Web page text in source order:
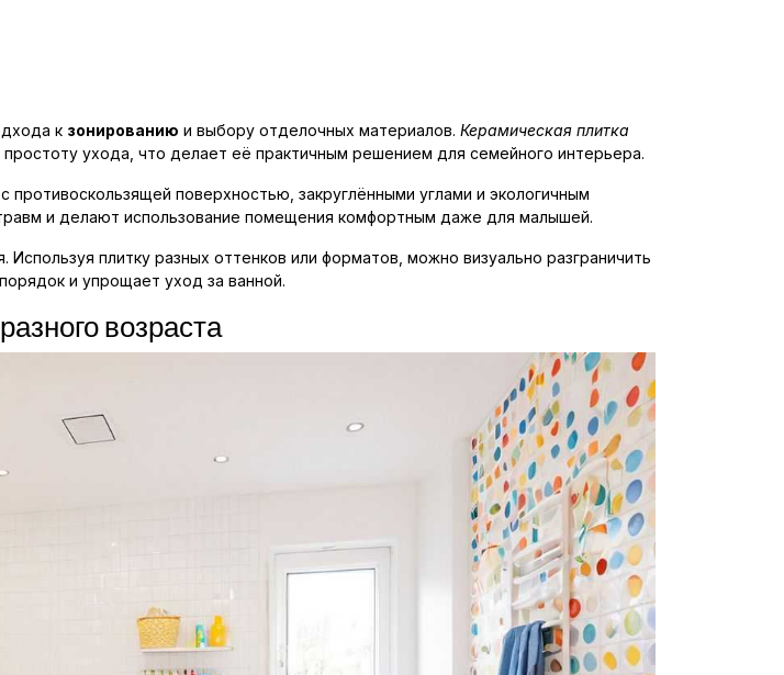
к зонированию и выбору отделочных материалов. Керамическая плитка
простоту ухода, что делает её практичным решением для семейного интерьера.
противоскользящей поверхностью, закруглёнными углами и экологичным
и делают использование помещения комфортным даже для малышей.
плитку разных оттенков или форматов, можно визуально разграничить
и упрощает уход за ванной.
возраста